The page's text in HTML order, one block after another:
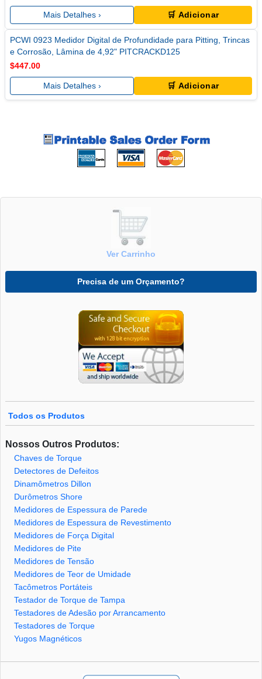
Mais Detalhes › 🛒 Adicionar
PCWI 0923 Medidor Digital de Profundidade para Pitting, Trincas
e Corrosão, Lâmina de 4,92" PITCRACKD125
$447.00
Mais Detalhes › 🛒 Adicionar
Ver Carrinho
Precisa de um Orçamento?
Todos os Produtos
Nossos Outros Produtos:
Chaves de Torque
Detectores de Defeitos
Dinamômetros Dillon
Durômetros Shore
Medidores de Espessura de Parede
Medidores de Espessura de Revestimento
Medidores de Força Digital
Medidores de Pite
Medidores de Tensão
Medidores de Teor de Umidade
Tacômetros Portáteis
Testador de Torque de Tampa
Testadores de Adesão por Arrancamento
Testadores de Torque
Yugos Magnéticos